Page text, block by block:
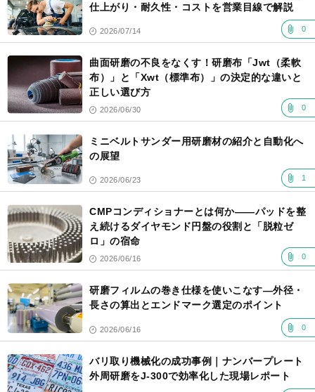
仕上がり・耐久性・コストを営業目線で解説
2026/07/14 0
曲面研磨の不良をなくす！研磨布「Jwt（柔軟
布）」と「Xwt（標準布）」の決定的な違いと
正しい選び方
2026/06/30 0
ミニベルトサンダー用研磨材の紹介と自動化へ
の展望
2026/06/23 1
CMPコンディショナーとは何か――パッドを整
え続けるダイヤモンド円盤の役割と「脱粒ゼ
ロ」の宿命
2026/06/16 0
研磨フィルムの巻き仕様を使いこなす―外径・
長さの算出とエンドマーク選定のポイント
2026/06/16 0
バリ取り機械化の成功事例｜ナンバープレート
外周研磨をJ-300で効率化した現場レポート